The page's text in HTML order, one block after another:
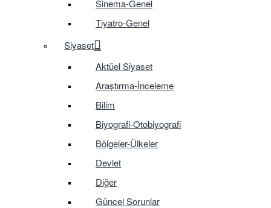
Sinema-Genel
Tiyatro-Genel
Siyaset
Aktüel Siyaset
Araştırma-İnceleme
Bilim
Biyografi-Otobiyografi
Bölgeler-Ülkeler
Devlet
Diğer
Güncel Sorunlar